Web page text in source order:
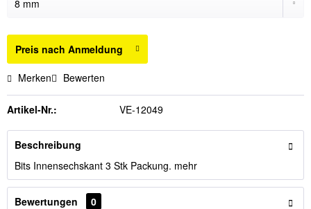
Preis nach Anmeldung
Merken Bewerten
Artikel-Nr.: VE-12049
Beschreibung
Bits Innensechskant 3 Stk Packung. mehr
Bewertungen
0